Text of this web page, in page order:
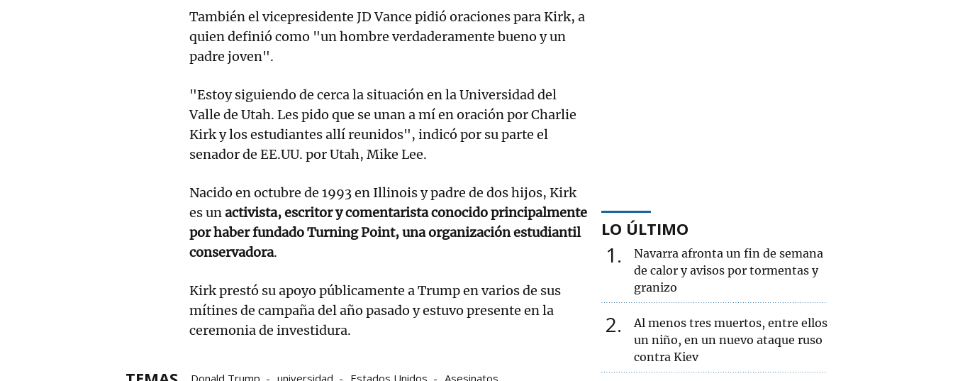
También el vicepresidente JD Vance pidió oraciones para Kirk, a
quien definió como "un hombre verdaderamente bueno y un
padre joven".
"Estoy siguiendo de cerca la situación en la Universidad del
Valle de Utah. Les pido que se unan a mí en oración por Charlie
Kirk y los estudiantes allí reunidos", indicó por su parte el
senador de EE.UU. por Utah, Mike Lee.
Nacido en octubre de 1993 en Illinois y padre de dos hijos, Kirk
es unactivista, escritor y comentarista conocido principalmente
por haber fundado Turning Point, una organización estudiantil
conservadora.
Kirk prestó su apoyo públicamente a Trump en varios de sus
mítines de campaña del año pasado y estuvo presente en la
ceremonia de investidura.
Donald Trump universidad Estados Unidos Asesinatos
LO ÚLTIMO
1
Navarra afronta un fin de semana
de calor y avisos por tormentas y
granizo
2
Al menos tres muertos, entre ellos
un niño, en un nuevo ataque ruso
contra Kiev